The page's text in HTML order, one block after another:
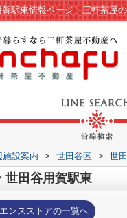
駅東情報ページ｜三軒茶屋
施設案内 > 世田谷区 > 世
世田谷用賀駅東
ンスストアの一覧へ